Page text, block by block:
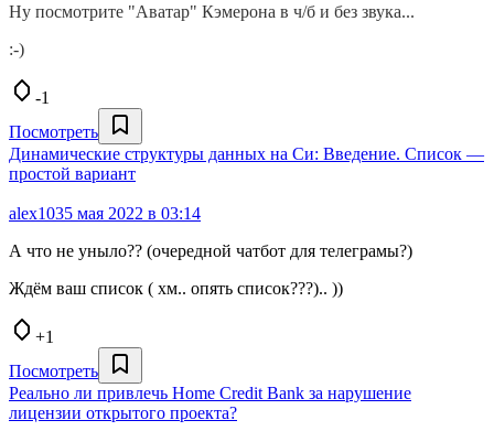
Ну посмотрите "Аватар" Кэмерона в ч/б и без звука...
:-)
-1
Посмотреть
Динамические структуры данных на Си: Введение. Список —
простой вариант
alex1035 мая 2022 в 03:14
А что не уныло?? (очередной чатбот для телеграмы?)
Ждём ваш список ( хм.. опять список???).. ))
+1
Посмотреть
Реально ли привлечь Home Credit Bank за нарушение
лицензии открытого проекта?